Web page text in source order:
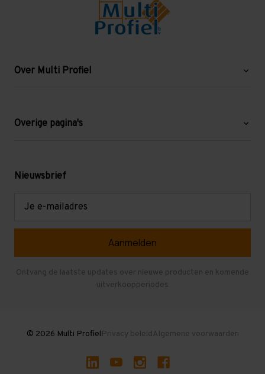
Over Multi Profiel
Blog
Levering en afhalen
Overige pagina's
Mezzanine
Gebruikte entresolvloeren
Nieuwsbrief
Ontvang de laatste updates over nieuwe producten en komende
uitverkoopperiodes
© 2026 Multi ProfielPrivacy beleidAlgemene voorwaarden